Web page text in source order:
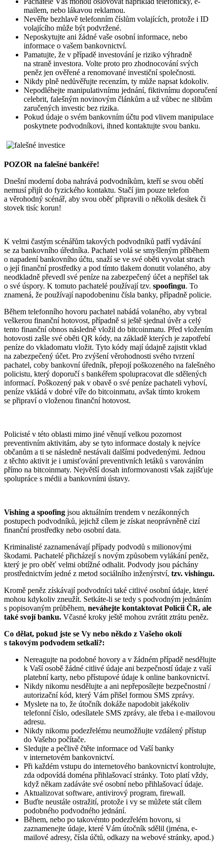
mailem, nebo lákavou reklamou.
Nevěřte bezhlavě telefonním číslům volajících, protože i ID
volajícího může být podvržené.
Neposkytujte ani žádné vaše osobní informace, nebo
informace o vašem bankovnictví.
Pamatujte, že v případě investování je riziko výhradně
na straně investora. Volte proto pro zhodnocování svých
peněz jen ověřené a renomované investiční společnosti.
Nikdy plně nedůvěřujte recenzím, ty může napsat kdokoliv.
Nepodléhejte manipulativnímu jednání, fiktivnímu doporučení
celebrit, falešným novinovým článkům a už vůbec ne slibům
zaručených investic bez rizika.
Pokud údaje o svém bankovním účtu pod vlivem manipulace
poskytnete podvodníkovi, ihned kontaktujte svou banku.
POZOR na falešné bankéře!
Dnešní moderní doba nahrává podvodníkům, kteří se svou obětí
nemusí přijít do fyzického kontaktu. Stačí jim pouze telefon
a věrohodný scénář, aby svou oběť připravili o několik desítek či
stovek tisíc korun!
K velmi častým scénářům takových podvodníků patří vydávání
se za bankovního úředníka. Pachatel volá se smyšleným příběhem
o napadení bankovního účtu, snaží se ve své oběti vyvolat strach
o její finanční prostředky a pod tímto tlakem donutit volaného, aby
neodkladně převedl své peníze na zabezpečený účet a nepřišel tak
o své úspory. K tomuto pachatelé používají tzv. spoofingu. To
znamená, že používají napodobeninu čísla banky, případně policie.
Během telefonního hovoru pachatel nabádá volaného, aby vybral
veškerou finanční hotovost, případně si ještě sjednal úvěr a celý
tento finanční obnos následně vložil do bitcoinmatu. Před vložením
hotovosti zašle své oběti QR kódy, na základě kterých je zapotřebí
peníze do vkladomatu vložit. Tyto kódy mají údajně zajistit vklad
na zabezpečený účet. Pro zvýšení věrohodnosti svého tvrzení
pachatel, coby bankovní úředník, přepojí poškozeného na falešného
policistu, který doporučí s bankéřem spolupracovat dle sdělených
informací. Poškozený pak v obavě o své peníze pachateli vyhoví,
peníze vkládá v dobré víře do bitcoinmatu, avšak tímto krokem
se připraví o vloženou finanční hotovost.
Policisté v této oblasti mimo jiné věnují velkou pozornost
preventivním aktivitám, aby se tyto informace dostaly k nejvíce
občanům a ti se následně nestávali dalšími podvedenými. Jednou
z těchto aktivit je i umisťování preventivních letáků s varováním
přímo na bitcoinmaty. Největší dosah informovanosti však zajišťuje
spolupráce s médii a bankovními ústavy.
Vishing a spoofing jsou aktuálním trendem v nezákonných
postupech podvodníků, jejichž cílem je získat neoprávněně cizí
finanční prostředky nebo osobní data.
Kriminalisté zaznamenávají případy podvodů s milionovými
škodami. Pachatelé přicházejí s novým způsobem vylákání peněz,
který je pro oběť velmi obtížné odhalit. Podvody jsou páchány
prostřednictvím jedné z metod sociálního inženýrství, tzv. vishingu.
Kromě peněz získávají podvodníci také citlivé osobní údaje, které
mohou kdykoliv zneužít. Setkáte-li se tedy s podvodným jednáním
s popisovaným průběhem, neváhejte kontaktovat Policii ČR, ale
také svojí banku. Včasné kroky ještě mohou zvrátit ztrátu peněz.
Co dělat, pokud jste se Vy nebo někdo z Vašeho okolí
s takovým podvodem setkali?:
Nereagujte na podobné hovory a v žádném případě nesdělujte
k Vaší osobě žádné citlivé údaje ani bezpečností údaje z vaší
platební karty, nebo přístupové údaje k online bankovnictví.
Nikdy nikomu nesdělujte a ani nepřeposílejte bezpečnostní /
autorizační kód, který Vám přišel formou SMS zprávy.
Myslete na to, že útočník dokáže napodobit jakékoliv
telefonní číslo, odesílatele SMS zprávy, ale třeba i e-mailovou
adresu.
Nikdy nikomu podezřelému neumožňujte vzdálený přístup
do Vašeho počítače.
Sledujte a pečlivě čtěte informace od Vaší banky
v internetovém bankovnictví.
Při každém vstupu do internetového bankovnictví kontrolujte,
zda odpovídá doména přihlašovací stránky. Toto platí vždy,
když někam zadáváte své osobní nebo přihlašovací údaje.
Aktualizovat software, antivirový program, firewall.
Buďte neustále ostražití, protože i vy se můžete stát cílem
podobného podvodného jednání.
Během, nebo po takovémto podezřelém hovoru, si
zaznamenejte údaje, které Vám útočník sdělil (jména, e-
mailové adresy, čísla účtů, odkazy na webové stránky, apod.)